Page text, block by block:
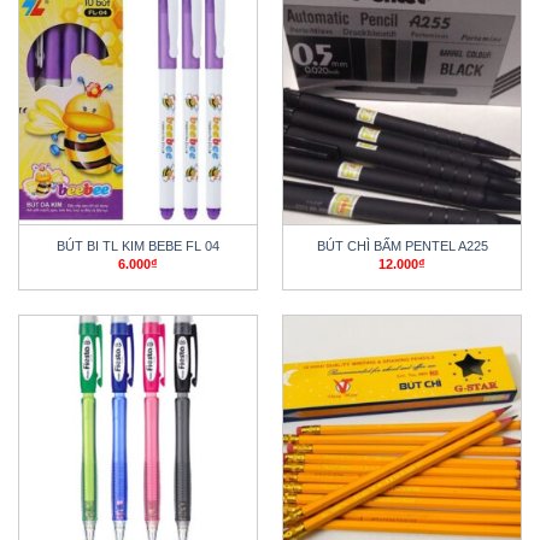
BÚT BI TL KIM BEBE FL 04
6.000₫
BÚT CHÌ BẤM PENTEL A225
12.000₫